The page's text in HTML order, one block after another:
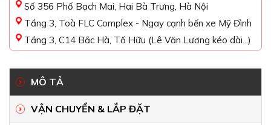
Số 356 Phố Bạch Mai, Hai Bà Trưng, Hà Nội
Tầng 3, Toà FLC Complex - Ngay cạnh bến xe Mỹ Đình
Tầng 3, C14 Bắc Hà, Tố Hữu (Lê Văn Lương kéo dài...)
MÔ TẢ
VẬN CHUYỂN & LẮP ĐẶT